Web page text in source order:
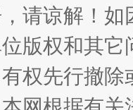
请谅解！
版权和其它
权先行撤